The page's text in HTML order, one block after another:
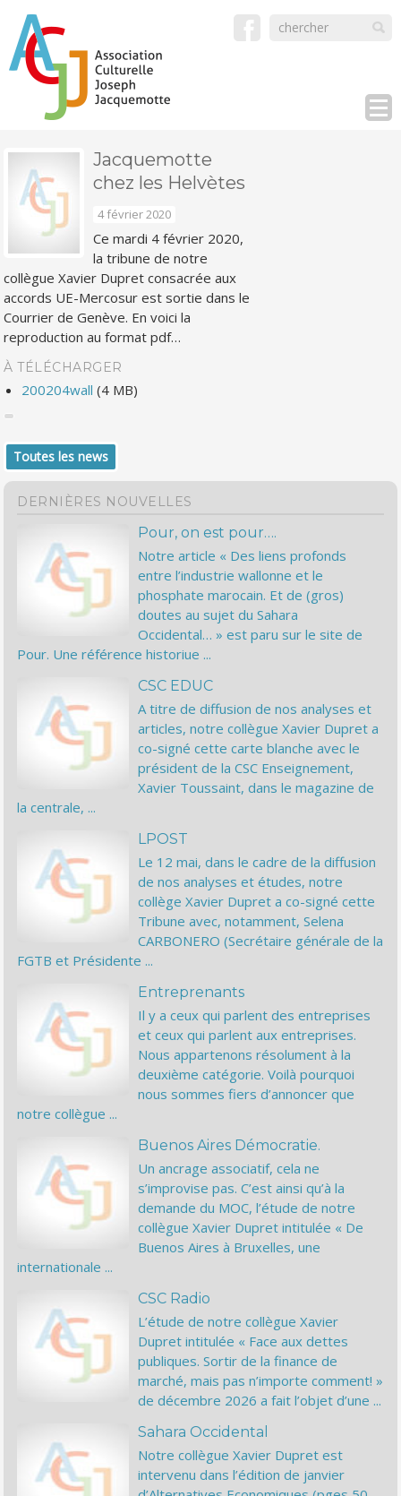
Jacquemotte
chez les Helvètes
4 février 2020
Ce mardi 4 février 2020,
la tribune de notre
collègue Xavier Dupret consacrée aux
accords UE-Mercosur est sortie dans le
Courrier de Genève. En voici la
reproduction au format pdf…
À TÉLÉCHARGER
200204wall (4 MB)
Toutes les news
DERNIÈRES NOUVELLES
Pour, on est pour….
Notre article « Des liens profonds
entre l’industrie wallonne et le
phosphate marocain. Et de (gros)
doutes au sujet du Sahara
Occidental… » est paru sur le site de
Pour. Une référence historiue ...
CSC EDUC
A titre de diffusion de nos analyses et
articles, notre collègue Xavier Dupret a
co-signé cette carte blanche avec le
président de la CSC Enseignement,
Xavier Toussaint, dans le magazine de
la centrale, ...
LPOST
Le 12 mai, dans le cadre de la diffusion
de nos analyses et études, notre
collège Xavier Dupret a co-signé cette
Tribune avec, notamment, Selena
CARBONERO (Secrétaire générale de la
FGTB et Présidente ...
Entreprenants
Il y a ceux qui parlent des entreprises
et ceux qui parlent aux entreprises.
Nous appartenons résolument à la
deuxième catégorie. Voilà pourquoi
nous sommes fiers d’annoncer que
notre collègue ...
Buenos Aires Démocratie.
Un ancrage associatif, cela ne
s’improvise pas. C’est ainsi qu’à la
demande du MOC, l’étude de notre
collègue Xavier Dupret intitulée « De
Buenos Aires à Bruxelles, une
internationale ...
CSC Radio
L’étude de notre collègue Xavier
Dupret intitulée « Face aux dettes
publiques. Sortir de la finance de
marché, mais pas n’importe comment! »
de décembre 2026 a fait l’objet d’une ...
Sahara Occidental
Notre collègue Xavier Dupret est
intervenu dans l’édition de janvier